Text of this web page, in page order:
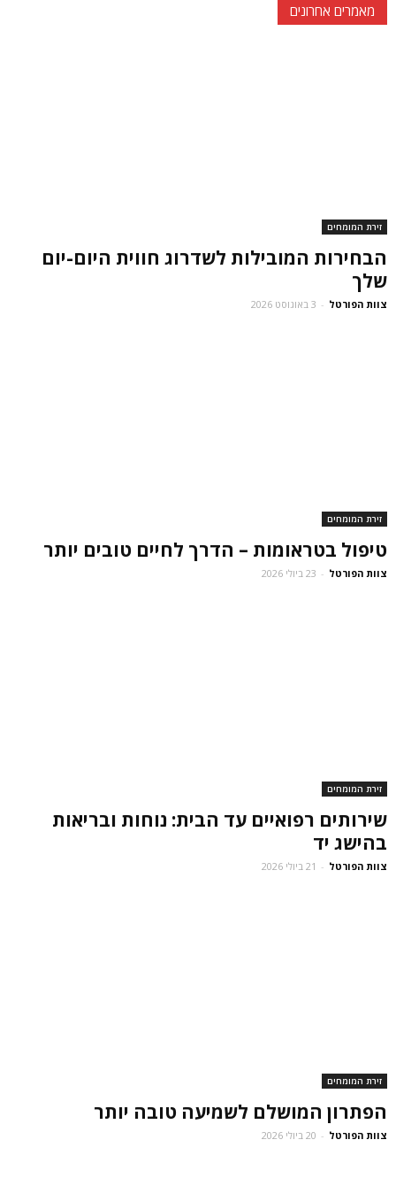
מאמרים אחרונים
זירת המומחים
הבחירות המובילות לשדרוג חווית היום-יום
שלך
צוות הפורטל - 3 באוגוסט 2026
זירת המומחים
טיפול בטראומות – הדרך לחיים טובים יותר
צוות הפורטל - 23 ביולי 2026
זירת המומחים
שירותים רפואיים עד הבית: נוחות ובריאות
בהישג יד
צוות הפורטל - 21 ביולי 2026
זירת המומחים
הפתרון המושלם לשמיעה טובה יותר
צוות הפורטל - 20 ביולי 2026